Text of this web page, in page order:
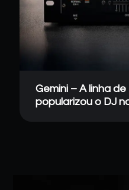
Gemini – A linha
popularizou o DJ